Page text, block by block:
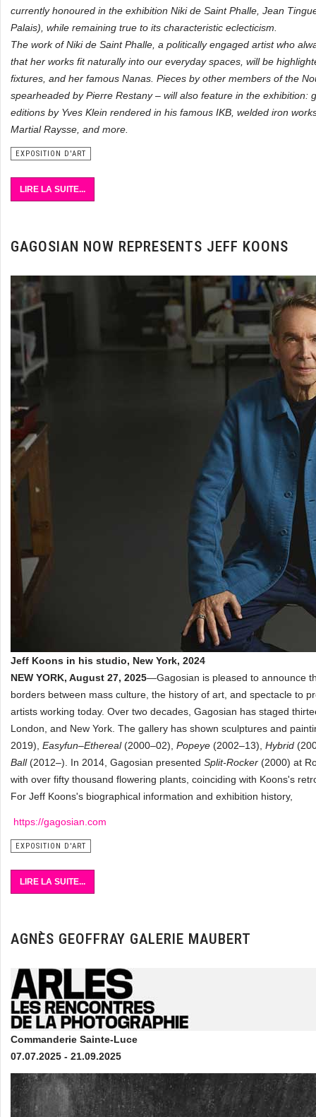
currently honoured in the exhibition Niki de Saint Phalle, Jean
Palais), while remaining true to its characteristic eclecticism.
The work of Niki de Saint Phalle, a politically engaged artist who
that her works fit naturally into our everyday spaces, will be
fixtures, and her famous Nanas. Pieces by other members of the
spearheaded by Pierre Restany – will also feature in the
editions by Yves Klein rendered in his famous IKB, welded iron
Martial Raysse, and more.
EXPOSITION D'ART
LIRE LA SUITE...
GAGOSIAN NOW REPRESENTS JEFF KOONS
Jeff Koons in his studio, New York, 2024
NEW YORK, August 27, 2025—Gagosian is pleased to announce
borders between mass culture, the history of art, and spectacle to
artists working today. Over two decades, Gagosian has staged
London, and New York. The gallery has shown sculptures and
2019), Easyfun–Ethereal(2000–02), Popeye (2002–13), Hybrid
Ball(2012–). In 2014, Gagosian presented Split-Rocker (2000) at
with over fifty thousand flowering plants, coinciding with Koons's
For Jeff Koons's biographical information and exhibition history,
https://gagosian.com
EXPOSITION D'ART
LIRE LA SUITE...
AGNÈS GEOFFRAY GALERIE MAUBERT
Commanderie Sainte-Luce
07.07.2025 - 21.09.2025